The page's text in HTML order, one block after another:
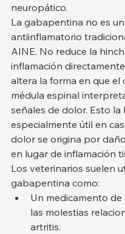
neuropático.
La gabapentina no es un
antiinflamatorio
AINE. No reduce la
inflamación
altera la forma en que el
médula espinal
señales de dolor. Esto la
especialmente útil en
dolor se origina por
en lugar de inflamación
Los veterinarios suelen
gabapentina como:
Un medicamento
las molestias
artritis.